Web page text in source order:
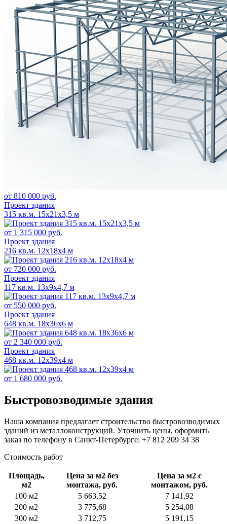
от 810 000 руб.
Проект здания
315 кв.м. 15х21х3,5 м
от 1 315 000 руб.
Проект здания
216 кв.м. 12х18х4 м
от 720 000 руб.
Проект здания
117 кв.м. 13х9х4,7 м
от 550 000 руб.
Проект здания
648 кв.м. 18х36х6 м
от 2 340 000 руб.
Проект здания
468 кв.м. 12х39х4 м
от 1 680 000 руб.
Быстровозводимые здания
Наша компания предлагает строительство быстровозводимых
зданий из металлоконструкций. Уточнить цены, оформить
заказ по телефону в Санкт-Петербурге: +7 812 209 34 38
Стоимость работ
Площадь,
м2
Цена за м2 без
монтажа, руб.
Цена за м2 с
монтажом, руб.
100 м2
5 663,52
7 141,92
200 м2
3 775,68
5 254,08
300 м2
3 712,75
5 191,15